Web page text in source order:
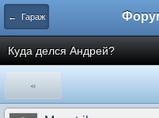
← Гараж
Куда делся Андрей?
«